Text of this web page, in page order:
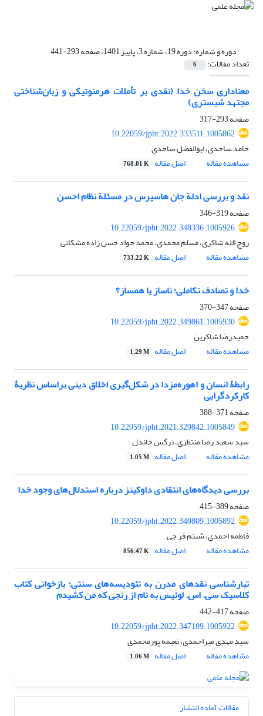
دوره و شماره:دوره 19، شماره 3، پاییز 1401، صفحه 293-441
تعداد مقالات: 6
معناداری سخن خدا (نقدی بر تأملات هرمنوتیکی و زبان‌شناختی
مجتهد شبستری)
صفحه293-317
10.22059/jpht.2022.333511.1005862
حامد ساجدی، ابوالفضل ساجدی
مشاهده مقاله
اصل مقاله 768.01 K
نقد و بررسی ادلة جان هاسپرس در مسئلة نظام احسن
صفحه319-346
10.22059/jpht.2022.348336.1005926
روح الله شاکری، مسلم محمدی، محمد جواد حسن زاده مشکانی
مشاهده مقاله
اصل مقاله 733.22 K
خدا و تصادف تکاملی؛ ناساز یا همساز؟
صفحه347-370
10.22059/jpht.2022.349861.1005930
حمیدرضا شاکرین
مشاهده مقاله
اصل مقاله 1.29 M
رابطۀ انسان و اهوره‌مزدا در شکل‌گیری اخلاق دینی براساس نظریۀ
کارکردگرایی
صفحه371-388
10.22059/jpht.2021.329842.1005849
سید سعید رضا منتظری، نرگس خاندل
مشاهده مقاله
اصل مقاله 1.05 M
بررسی دیدگاه‌های انتقادی داوکینز درباره استدلال‌های وجود خدا
صفحه389-415
10.22059/jpht.2022.340809.1005892
فاطمه احمدی، شبنم فر جی
مشاهده مقاله
اصل مقاله 856.47 K
تبارشناسی نقدهای مدرن به تئودیسه‌های سنتی؛ بازخوانی کتاب
کلاسیک سی. اس. لوئیس به نام از رنجی که من کشیدم
صفحه417-442
10.22059/jpht.2022.347109.1005922
سید مهدی میراحمدی، نعیمه پورمحمدی
مشاهده مقاله
اصل مقاله 1.06 M
مقالات آماده انتشار